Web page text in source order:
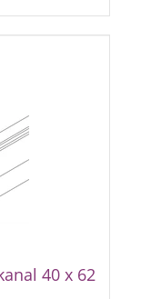
40 x 62